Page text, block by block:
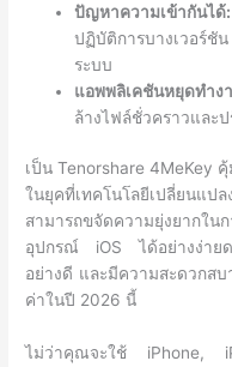
ปัญหาความเข้ากันได้:
ปฏิบัติการบางเวอร์ชั
ระบบ
แอพพลิเคชันหยุดทำง
ล้างไฟล์ชั่วคราวและ
เป็น Tenorshare 4MeKey
ในยุคที่เทคโนโลยีเปลี่ยนแป
สามารถขจัดความยุ่งยากใ
อุปกรณ์ iOS ได้อย่างง่าย
อย่างดี และมีความสะดวกสบ
ค่าในปี 2026 นี้
ไม่ว่าคุณจะใช้ iPhone,